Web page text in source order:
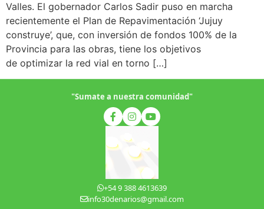
Valles. El gobernador Carlos Sadir puso en marcha
recientemente el Plan de Repavimentación ‘Jujuy
construye’, que, con inversión de fondos 100% de la
Provincia para las obras, tiene los objetivos
de optimizar la red vial en torno […]
"Sumate a nuestra comunidad"
+54 9 388 4613639
info30denarios@gmail.com